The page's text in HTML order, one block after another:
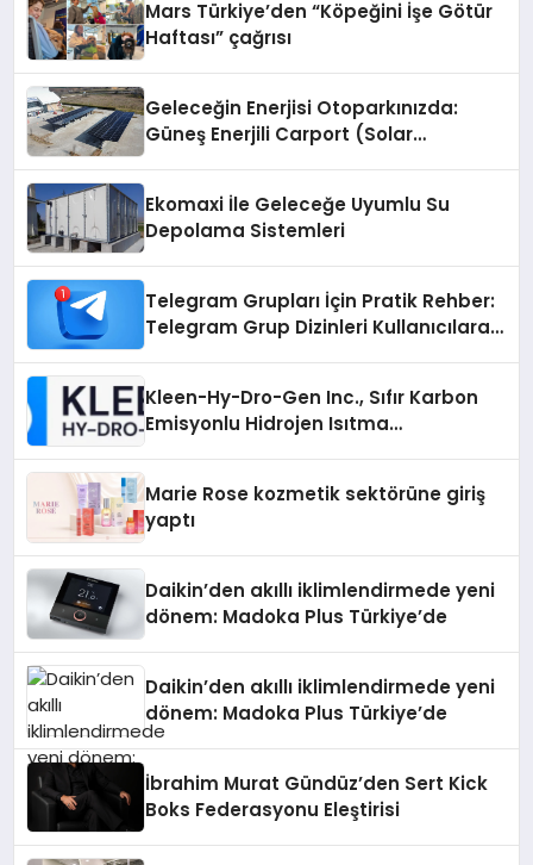
Mars Türkiye’den “Köpeğini İşe Götür
Haftası” çağrısı
Geleceğin Enerjisi Otoparkınızda:
Güneş Enerjili Carport (Solar
Ekomaxi İle Geleceğe Uyumlu Su
Depolama Sistemleri
Telegram Grupları İçin Pratik Rehber:
Telegram Grup Dizinleri Kullanıcılara
Kleen-Hy-Dro-Gen Inc., Sıfır Karbon
Emisyonlu Hidrojen Isıtma
Marie Rose kozmetik sektörüne giriş
yaptı
Daikin’den akıllı iklimlendirmede yeni
dönem: Madoka Plus Türkiye’de
Daikin’den akıllı iklimlendirmede yeni
dönem: Madoka Plus Türkiye’de
İbrahim Murat Gündüz’den Sert Kick
Boks Federasyonu Eleştirisi